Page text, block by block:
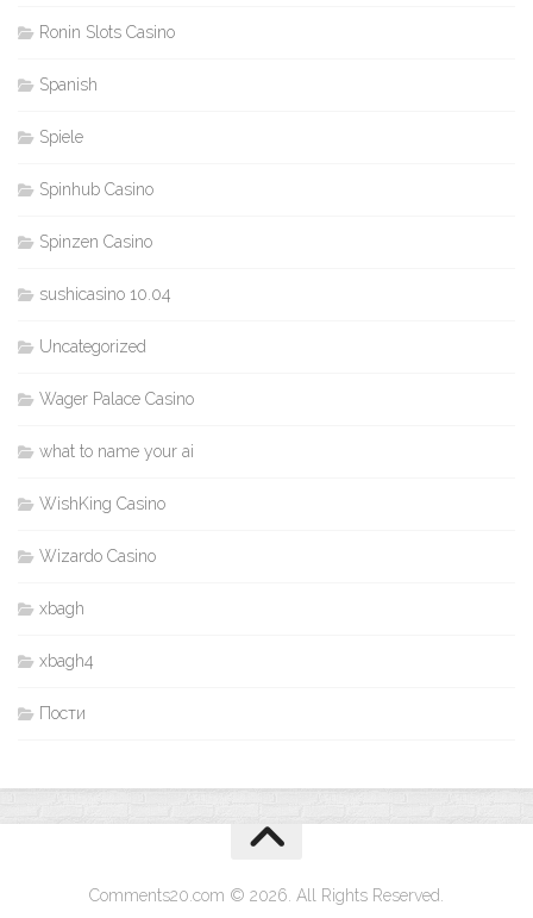
Ronin Slots Casino
Spanish
Spiele
Spinhub Casino
Spinzen Casino
sushicasino 10.04
Uncategorized
Wager Palace Casino
what to name your ai
WishKing Casino
Wizardo Casino
xbagh
xbagh4
Пости
Comments20.com © 2026. All Rights Reserved.